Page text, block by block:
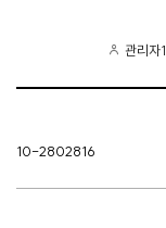
관리자1
10-2802816